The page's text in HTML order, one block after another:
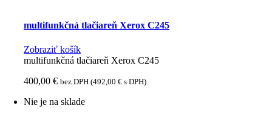
multifunkčná tlačiareň Xerox C245
Zobraziť košík
multifunkčná tlačiareň Xerox C245
400,00€ bez DPH (492,00€ s DPH)
Nie je na sklade